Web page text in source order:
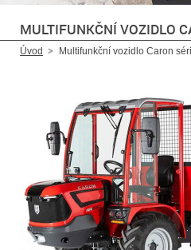
MULTIFUNKČNÍ VOZIDLO
Úvod Multifunkční vozidlo Caron